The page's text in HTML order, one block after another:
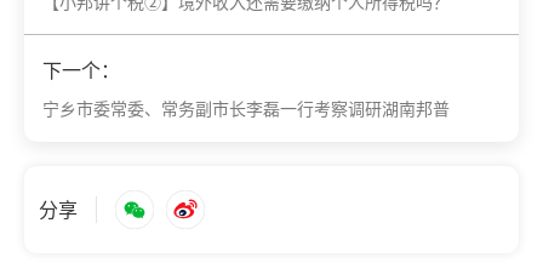
下一个：
宁乡市委常委、常务副市长李磊一行考察调研湖南邦普
分享